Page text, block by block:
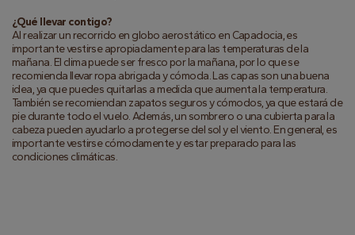
¿Qué llevar contigo?
Al realizar un recorrido en globo aerostático en Capadocia, es
importante vestirse apropiadamente para las temperaturas de la
mañana. El clima puede ser fresco por la mañana, por lo que se
recomienda llevar ropa abrigada y cómoda. Las capas son una buena
idea, ya que puedes quitarlas a medida que aumenta la temperatura.
También se recomiendan zapatos seguros y cómodos, ya que estará de
pie durante todo el vuelo. Además, un sombrero o una cubierta para la
cabeza pueden ayudarlo a protegerse del sol y el viento. En general, es
importante vestirse cómodamente y estar preparado para las
condiciones climáticas.